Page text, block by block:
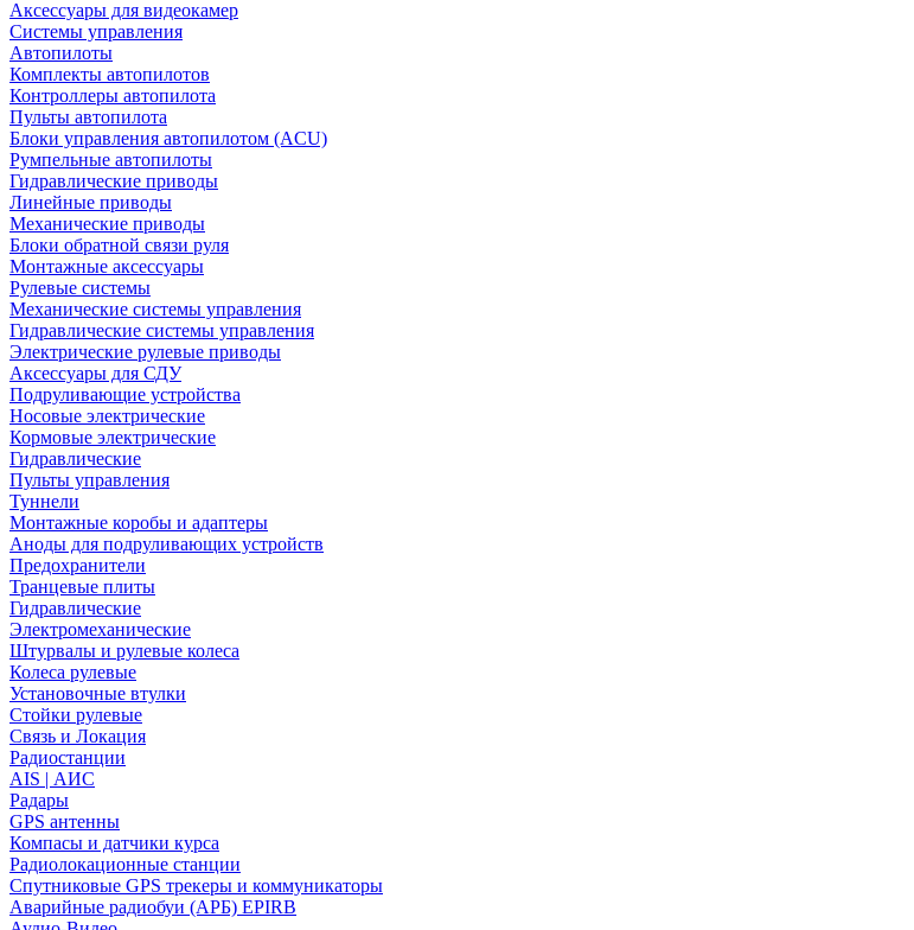
Аксессуары для видеокамер
Системы управления
Автопилоты
Комплекты автопилотов
Контроллеры автопилота
Пульты автопилота
Блоки управления автопилотом (ACU)
Румпельные автопилоты
Гидравлические приводы
Линейные приводы
Механические приводы
Блоки обратной связи руля
Монтажные аксессуары
Рулевые системы
Механические системы управления
Гидравлические системы управления
Электрические рулевые приводы
Аксессуары для СДУ
Подруливающие устройства
Носовые электрические
Кормовые электрические
Гидравлические
Пульты управления
Туннели
Монтажные коробы и адаптеры
Аноды для подруливающих устройств
Предохранители
Транцевые плиты
Гидравлические
Электромеханические
Штурвалы и рулевые колеса
Колеса рулевые
Установочные втулки
Стойки рулевые
Связь и Локация
Радиостанции
AIS | АИС
Радары
GPS антенны
Компасы и датчики курса
Радиолокационные станции
Спутниковые GPS трекеры и коммуникаторы
Аварийные радиобуи (АРБ) EPIRB